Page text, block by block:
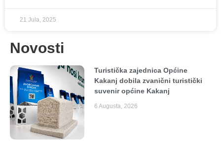
21 Jula, 2025
Novosti
Turistička zajednica Općine
Kakanj dobila zvanični turistički
suvenir općine Kakanj
6 Augusta, 2026